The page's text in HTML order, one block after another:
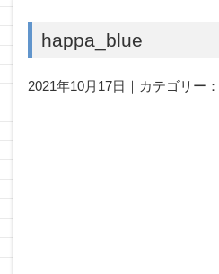
happa_blue
2021年10月17日｜カテゴリー：